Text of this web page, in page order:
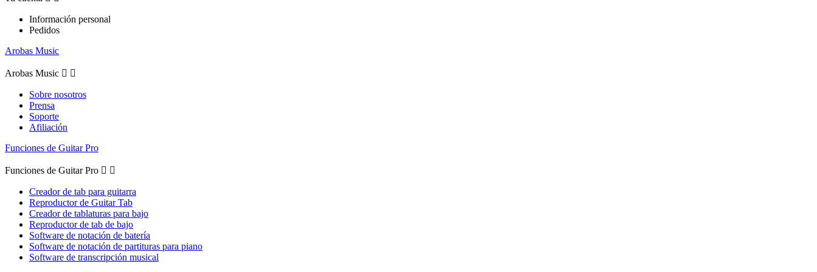
Información personal
Pedidos
Arobas Music
Arobas Music  
Sobre nosotros
Prensa
Soporte
Afiliación
Funciones de Guitar Pro
Funciones de Guitar Pro  
Creador de tab para guitarra
Reproductor de Guitar Tab
Creador de tablaturas para bajo
Reproductor de tab de bajo
Software de notación de batería
Software de notación de partituras para piano
Software de transcripción musical